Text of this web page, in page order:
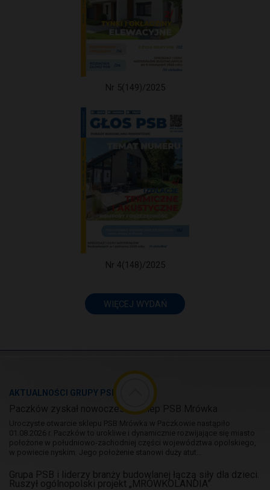
Nr 5(149)/2025
Nr 4(148)/2025
WIĘCEJ WYDAŃ
AKTUALNOŚCI GRUPY PSB
Paczków zyskał nowoczesny sklep PSB Mrówka
Uroczyste otwarcie sklepu PSB Mrówka w Paczkowie nastąpiło
01.08.2026 r. Paczków to urokliwe i dynamicznie rozwijające się miasto
położone w południowo-zachodniej części województwa opolskiego,
w powiecie nyskim. Jego położenie stanowi duży atut...
Grupa PSB i liderzy branży budowlanej łączą siły dla dzieci.
Ruszył ogólnopolski projekt „MRÓWKOLANDIA”